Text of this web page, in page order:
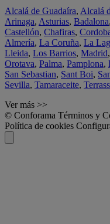
Alcalá de Guadaíra, Alcalá
Arinaga, Asturias, Badalona,
Castellón, Chafiras,
Almería, La Coruña, La
Lleida, Los Barrios, Madrid,
Orotava, Palma, Pamplona,
San Sebastian, Sant Boi,
Sevilla, Tamaraceite,
Ver más >>
© Conforama Términos y
Política de cookies